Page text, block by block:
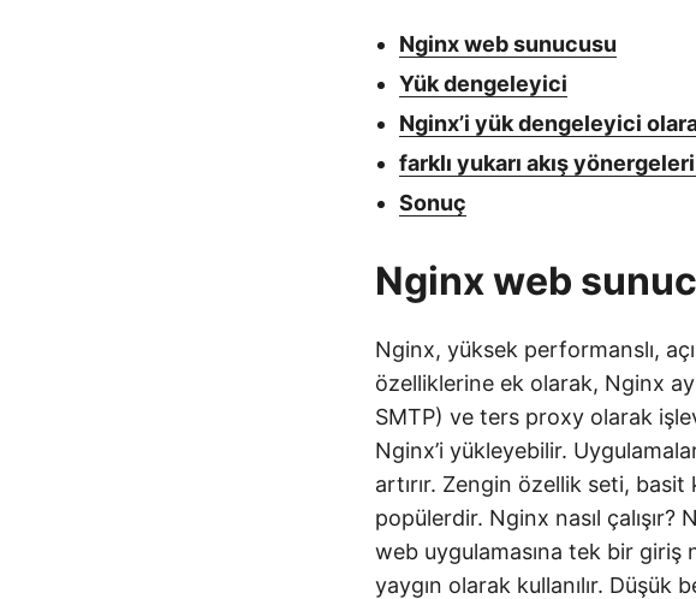
Nginx web sunucusu
Yük dengeleyici
Nginx’i yük dengeleyici
farklı yukarı akış
Sonuç
Nginx web
Nginx, yüksek performanslı,
özelliklerine ek olarak, Nginx
SMTP) ve ters proxy olarak
Nginx’i yükleyebilir.
artırır. Zengin özellik seti,
popülerdir. Nginx nasıl çalışır?
web uygulamasına tek bir
yaygın olarak kullanılır. Düşük